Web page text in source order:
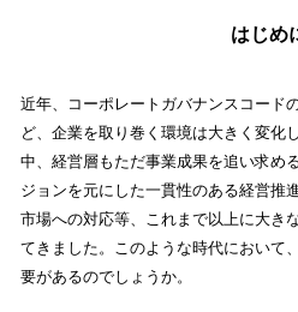
はじめ
近年、コーポレートガバナンスコード
ど、企業を取り巻く環境は大きく変化
中、経営層もただ事業成果を追い求め
ジョンを元にした一貫性のある経営推
市場への対応等、これまで以上に大き
てきました。このような時代において
要があるのでしょうか。